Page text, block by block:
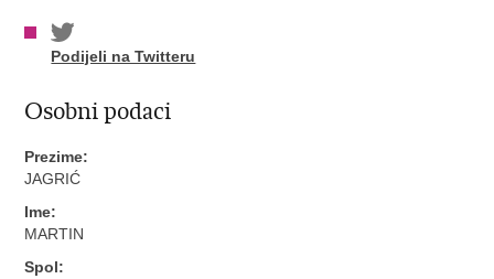
Podijeli na Twitteru
Osobni podaci
Prezime:
JAGRIĆ
Ime:
MARTIN
Spol: